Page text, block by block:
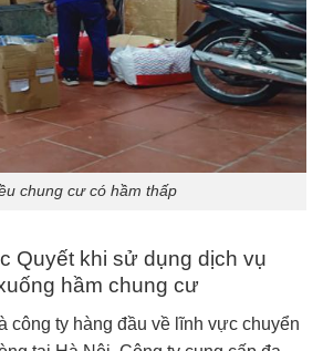
chung cư có hầm thấp
Quyết khi sử dụng dịch vụ
hầm chung cư
công ty hàng đầu về lĩnh vực chuyển